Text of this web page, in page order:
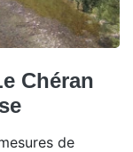
Chéran
de